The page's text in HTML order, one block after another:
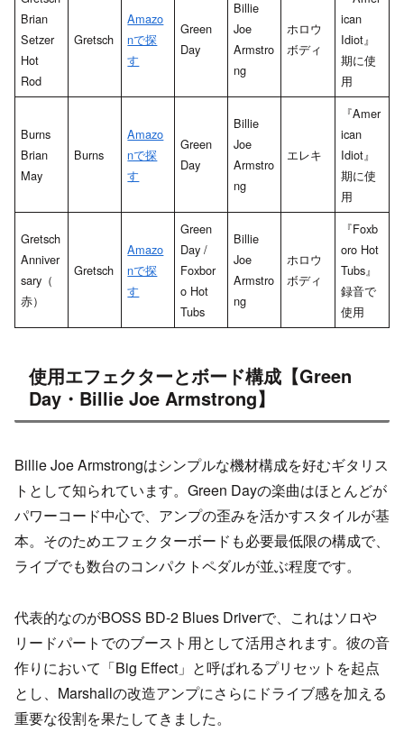
Brian
Setzer
Hot
Rod
Gretsch
Amazo
nで探
す
Green
Day
Billie
Joe
Armstro
ng
ホロウ
ボディ
ican
Idiot』
期に使
用
Burns
Brian
May
Burns
Amazo
nで探
す
Green
Day
Billie
Joe
Armstro
ng
エレキ
『Amer
ican
Idiot』
期に使
用
Gretsch
Anniver
sary（
赤）
Gretsch
Amazo
nで探
す
Green
Day /
Foxbor
o Hot
Tubs
Billie
Joe
Armstro
ng
ホロウ
ボディ
『Foxb
oro Hot
Tubs』
録音で
使用
使用エフェクターとボード構成【Green
Day・Billie Joe Armstrong】
Billie Joe Armstrongはシンプルな機材構成を好むギタリス
トとして知られています。Green Dayの楽曲はほとんどが
パワーコード中心で、アンプの歪みを活かすスタイルが基
本。そのためエフェクターボードも必要最低限の構成で、
ライブでも数台のコンパクトペダルが並ぶ程度です。
代表的なのがBOSS BD-2 Blues Driverで、これはソロや
リードパートでのブースト用として活用されます。彼の音
作りにおいて「Big Effect」と呼ばれるプリセットを起点
とし、Marshallの改造アンプにさらにドライブ感を加える
重要な役割を果たしてきました。